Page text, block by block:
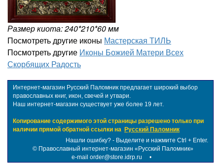
Размер киота: 240*210*60 мм
Посмотреть другие иконы Мастерская ТИЛЬ
Посмотреть другие Иконы Божией Матери Всех
Скорбящих Радость
Интернет-магазин Русский Паломник предлагает широкий выбор
православных книг, икон, свечей и утвари.
Наш интернет-магазин существует уже более 19 лет.
Копирование содержимого этой страницы разрешено только при
наличии прямой обратной ссылки на Русский Паломник
Нашли ошибку? - Выделите и нажмите Ctrl + Enter.
© Православный интернет-магазин «Русский Паломник»
e-mail order@store.idrp.ru •